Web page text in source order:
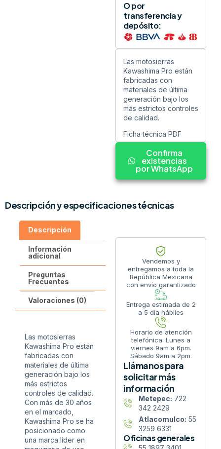
O por
transferencia y
depósito:
Las motosierras
Kawashima Pro están
fabricadas con
materiales de última
generación bajo los
más estrictos controles
de calidad.
Ficha técnica PDF
Confirma
existencias
por WhatsApp
Descripción y especificaciones técnicas
Descripción
Información
adicional
Preguntas
Frecuentes
Valoraciones (0)
Las motosierras
Kawashima Pro están
fabricadas con
materiales de última
generación bajo los
más estrictos
controles de calidad.
Con más de 30 años
en el marcado,
Kawashima Pro se ha
posicionado como
una marca lider en
Vendemos y
entregamos a toda la
República Mexicana
con envío garantizado
Entrega estimada de 2
a 5 día hábiles
Horario de atención
telefónica: Lunes a
viernes 9am a 6pm.
Sábado 9am a 2pm.
Llámanos para
solicitar más
información
Metepec: 722
342 2429
Atlacomulco: 55
3259 6331
Oficinas generales